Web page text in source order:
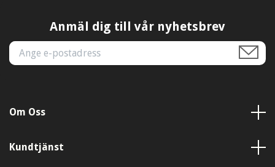
Anmäl dig till vår nyhetsbrev
Om Oss
Kundtjänst